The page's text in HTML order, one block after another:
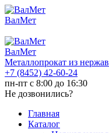
ВалМет
ВалМет
Металлопрокат из
+7 (8452) 42-60-24
пн-пт с 8:00 до 16:30
Не дозвонились?
Главная
Каталог